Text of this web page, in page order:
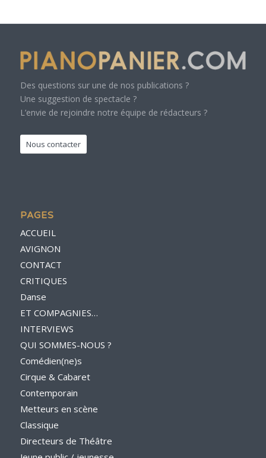
Des questions sur une de nos publications ?
Une suggestion de spectacle ?
L’envie de rejoindre notre équipe de rédacteurs ?
Nous contacter
PAGES
ACCUEIL
AVIGNON
CONTACT
CRITIQUES
Danse
ET COMPAGNIES…
INTERVIEWS
QUI SOMMES-NOUS ?
Comédien(ne)s
Cirque & Cabaret
Contemporain
Metteurs en scène
Classique
Directeurs de Théâtre